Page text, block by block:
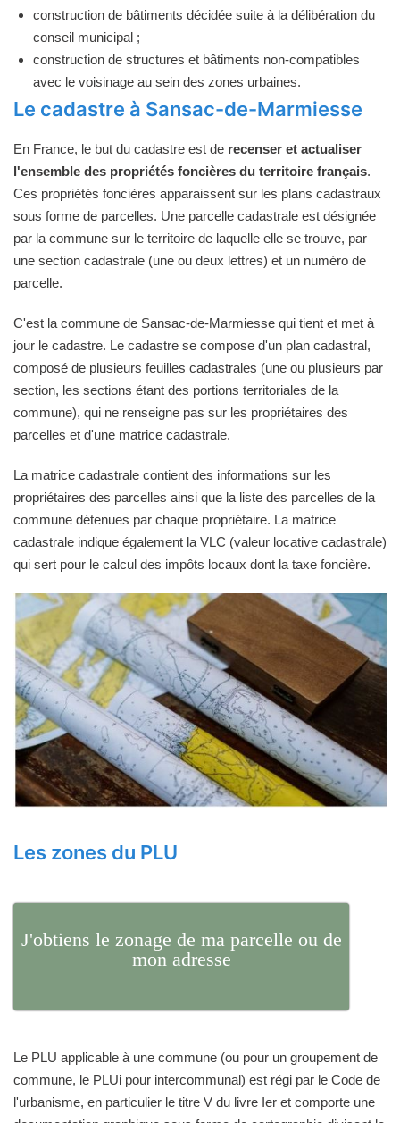
construction de bâtiments décidée suite à la délibération du
conseil municipal ;
construction de structures et bâtiments non-compatibles
avec le voisinage au sein des zones urbaines.
Le cadastre à Sansac-de-Marmiesse
En France, le but du cadastre est de recenser et actualiser
l'ensemble des propriétés foncières du territoire français.
Ces propriétés foncières apparaissent sur les plans cadastraux
sous forme de parcelles. Une parcelle cadastrale est désignée
par la commune sur le territoire de laquelle elle se trouve, par
une section cadastrale (une ou deux lettres) et un numéro de
parcelle.
C'est la commune de Sansac-de-Marmiesse qui tient et met à
jour le cadastre. Le cadastre se compose d'un plan cadastral,
composé de plusieurs feuilles cadastrales (une ou plusieurs par
section, les sections étant des portions territoriales de la
commune), qui ne renseigne pas sur les propriétaires des
parcelles et d'une matrice cadastrale.
La matrice cadastrale contient des informations sur les
propriétaires des parcelles ainsi que la liste des parcelles de la
commune détenues par chaque propriétaire. La matrice
cadastrale indique également la VLC (valeur locative cadastrale)
qui sert pour le calcul des impôts locaux dont la taxe foncière.
Les zones du PLU
J'obtiens le zonage de ma parcelle ou de
mon adresse
Le PLU applicable à une commune (ou pour un groupement de
commune, le PLUi pour intercommunal) est régi par le Code de
l'urbanisme, en particulier le titre V du livre Ier et comporte une